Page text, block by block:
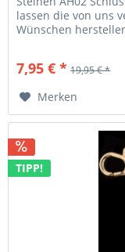
lassen die von uns
Wünschen
7,95 € * 19,95 € *
Merken
TIPP!